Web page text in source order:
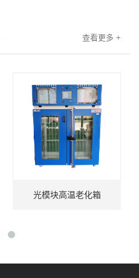
查看更多 +
光模块高温老化箱